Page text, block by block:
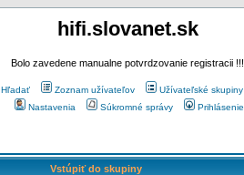
hifi.slovanet.sk
Bolo zavedene manualne potvrdzovanie registracii !!!
Hľadať Zoznam užívateľov Užívateľské skupiny
Nastavenia
Súkromné správy Prihlásenie
Vstúpiť do skupiny